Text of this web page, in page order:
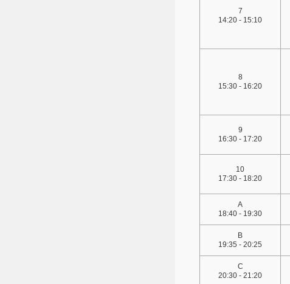
7
14:20 - 15:10
8
15:30 - 16:20
9
16:30 - 17:20
10
17:30 - 18:20
A
18:40 - 19:30
B
19:35 - 20:25
C
20:30 - 21:20